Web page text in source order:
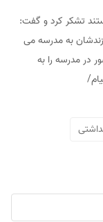
تشکر کرد و گفت:
به مدرسه می
در مدرسه را به